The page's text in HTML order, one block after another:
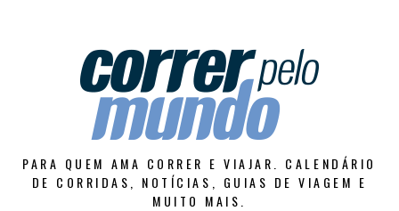
PARA QUEM AMA CORRER E VIAJAR. CALENDÁRIO
DE CORRIDAS, NOTÍCIAS, GUIAS DE VIAGEM E
MUITO MAIS.